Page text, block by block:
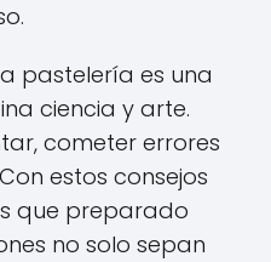
pastelería es una
ciencia y arte.
cometer errores
estos consejos
que preparado
no solo sepan